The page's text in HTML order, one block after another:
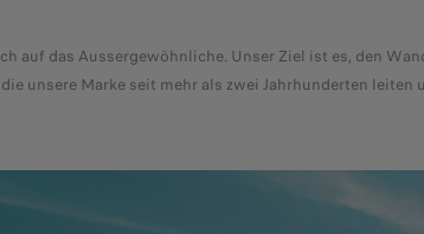
auf das Aussergewöhnliche. Unser Ziel ist es, den
unsere Marke seit mehr als zwei Jahrhunderten leiten